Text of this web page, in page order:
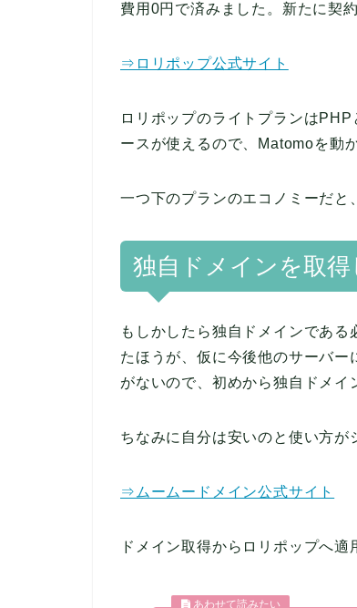
費用0円で済みました。新たに契
⇒ロリポップ公式サイト
ロリポップのライトプランは
ースが使えるので、Matomoを動
一つ下のプランのエコノミーだと
独自ドメインを取
もしかしたら独自ドメインであ
たほうが、仮に今後他のサーバ
がないので、初めから独自ドメイ
ちなみに自分は安いのと使い方が
⇒ムームードメイン公式サイト
ドメイン取得からロリポップへ